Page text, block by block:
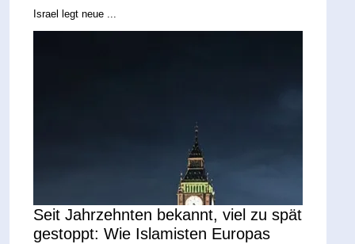
Israel legt neue ...
Seit Jahrzehnten bekannt, viel zu spät
gestoppt: Wie Islamisten Europas